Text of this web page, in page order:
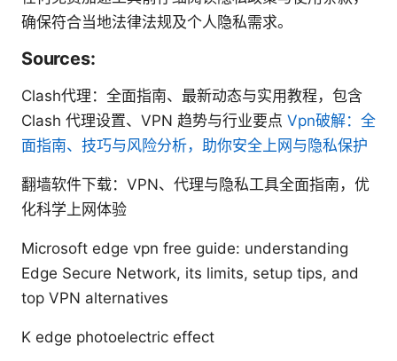
确保符合当地法律法规及个人隐私需求。
Sources:
Clash代理：全面指南、最新动态与实用教程，包含
Clash 代理设置、VPN 趋势与行业要点 Vpn破解：全
面指南、技巧与风险分析，助你安全上网与隐私保护
翻墙软件下载：VPN、代理与隐私工具全面指南，优
化科学上网体验
Microsoft edge vpn free guide: understanding
Edge Secure Network, its limits, setup tips, and
top VPN alternatives
K edge photoelectric effect